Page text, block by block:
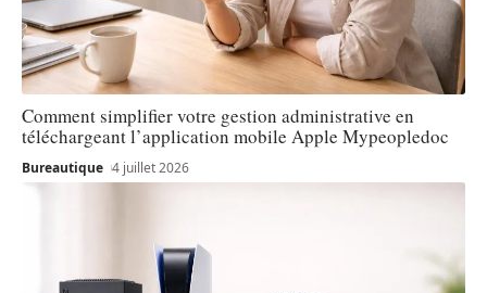
Comment simplifier votre gestion administrative en
téléchargeant l’application mobile Apple Mypeopledoc
Bureautique 4 juillet 2026